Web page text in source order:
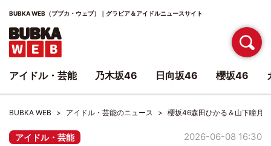
BUBKA WEB（ブブカ・ウェブ）｜グラビア＆アイドルニュースサイト
BUBKA WEB アイドル・芸能のニュース 櫻坂46森田ひかる＆山下瞳月
アイドル・芸能 2026-06-08 16:30
アイドル・芸能 乃木坂46 日向坂46 櫻坂46